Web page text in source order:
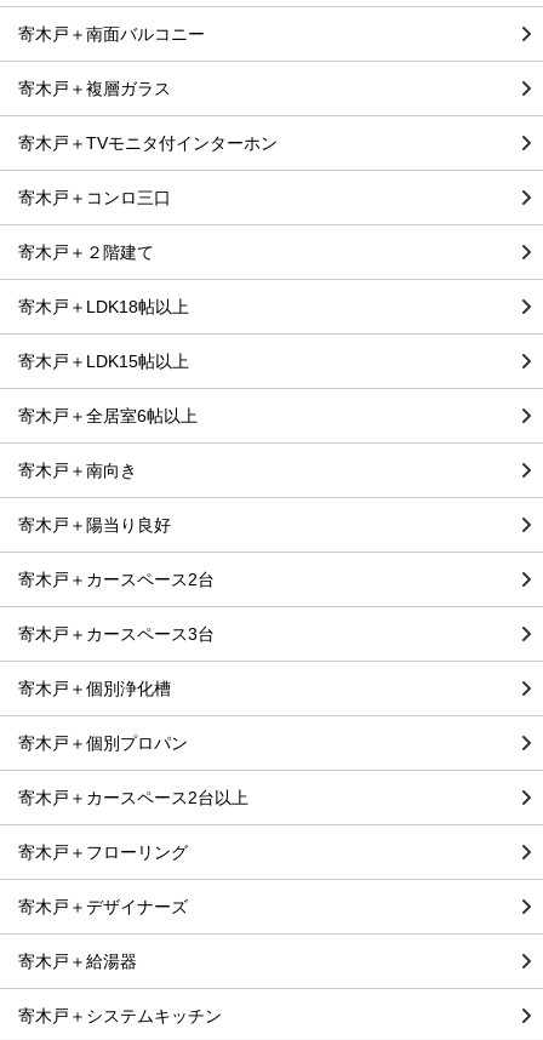
寄木戸＋南面バルコニー
寄木戸＋複層ガラス
寄木戸＋TVモニタ付インターホン
寄木戸＋コンロ三口
寄木戸＋２階建て
寄木戸＋LDK18帖以上
寄木戸＋LDK15帖以上
寄木戸＋全居室6帖以上
寄木戸＋南向き
寄木戸＋陽当り良好
寄木戸＋カースペース2台
寄木戸＋カースペース3台
寄木戸＋個別浄化槽
寄木戸＋個別プロパン
寄木戸＋カースペース2台以上
寄木戸＋フローリング
寄木戸＋デザイナーズ
寄木戸＋給湯器
寄木戸＋システムキッチン